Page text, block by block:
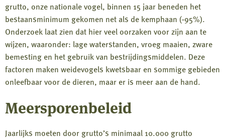
grutto, onze nationale vogel, binnen 15 jaar beneden het
bestaansminimum gekomen net als de kemphaan (-95%).
Onderzoek laat zien dat hier veel oorzaken voor zijn aan te
wijzen, waaronder: lage waterstanden, vroeg maaien, zware
bemesting en het gebruik van bestrijdingsmiddelen. Deze
factoren maken weidevogels kwetsbaar en sommige gebieden
onleefbaar voor de dieren, maar er is meer aan de hand.
Meersporenbeleid
Jaarlijks moeten door grutto’s minimaal 10.000 grutto